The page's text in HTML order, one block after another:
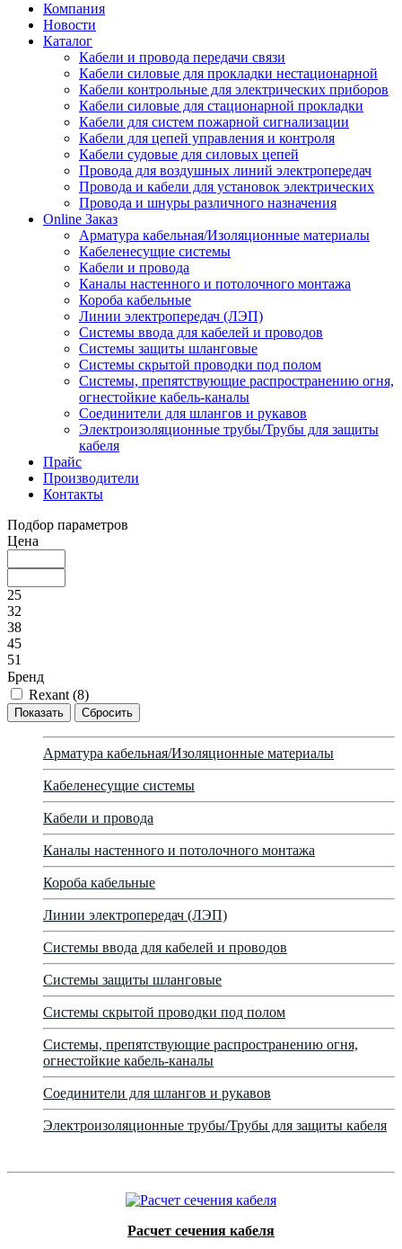
Компания
Новости
Каталог
Кабели и провода передачи связи
Кабели силовые для прокладки нестационарной
Кабели контрольные для электрических приборов
Кабели силовые для стационарной прокладки
Кабели для систем пожарной сигнализации
Кабели для цепей управления и контроля
Кабели судовые для силовых цепей
Провода для воздушных линий электропередач
Провода и кабели для установок электрических
Провода и шнуры различного назначения
Online Заказ
Арматура кабельная/Изоляционные материалы
Кабеленесущие системы
Кабели и провода
Каналы настенного и потолочного монтажа
Короба кабельные
Линии электропередач (ЛЭП)
Системы ввода для кабелей и проводов
Системы защиты шланговые
Системы скрытой проводки под полом
Системы, препятствующие распространению огня,
огнестойкие кабель-каналы
Соединители для шлангов и рукавов
Электроизоляционные трубы/Трубы для защиты
кабеля
Прайс
Производители
Контакты
Подбор параметров
Цена
25
32
38
45
51
Бренд
Rexant (8)
Арматура кабельная/Изоляционные материалы
Кабеленесущие системы
Кабели и провода
Каналы настенного и потолочного монтажа
Короба кабельные
Линии электропередач (ЛЭП)
Системы ввода для кабелей и проводов
Системы защиты шланговые
Системы скрытой проводки под полом
Системы, препятствующие распространению огня,
огнестойкие кабель-каналы
Соединители для шлангов и рукавов
Электроизоляционные трубы/Трубы для защиты кабеля
Расчет сечения кабеля